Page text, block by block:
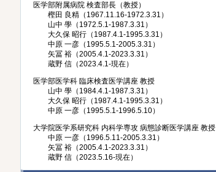
医学部附属病院 検査部長（教授）
樫田 良精（1967.11.16-1972.3.31）
山中 學（1972.5.1-1987.3.31）
大久保 昭行（1987.4.1-1995.3.31）
中原 一彦（1995.5.1-2005.3.31）
矢冨 裕（2005.4.1-2023.3.31）
蔵野 信（2023.4.1-現在）
医学部医学科 臨床検査医学講座 教授
山中 學（1984.4.1-1987.3.31）
大久保 昭行（1987.4.1-1995.3.31）
中原 一彦（1995.5.1-1996.5.10）
大学院医学系研究科 内科学専攻 病態診断医学講座 教授
中原 一彦（1996.5.11-2005.3.31）
矢冨 裕（2005.4.1-2023.3.31）
蔵野 信（2023.5.16-現在）